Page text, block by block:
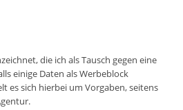
die ich als Tausch gegen eine
einige Daten als Werbeblock
es sich hierbei um Vorgaben, seitens